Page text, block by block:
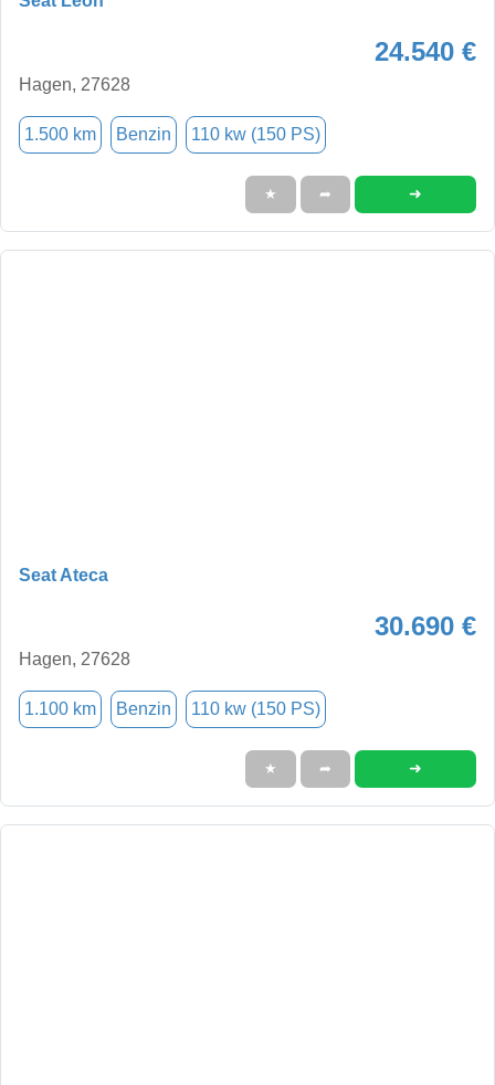
24.540 €
Hagen, 27628
1.500 km Benzin 110 kw (150 PS)
★ ➦ ➜
Seat Ateca
30.690 €
Hagen, 27628
1.100 km Benzin 110 kw (150 PS)
★ ➦ ➜